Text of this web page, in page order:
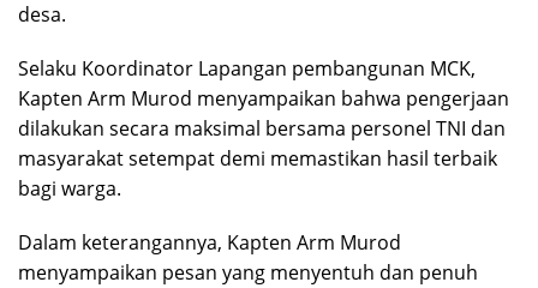
desa.
Selaku Koordinator Lapangan pembangunan MCK,
Kapten Arm Murod menyampaikan bahwa pengerjaan
dilakukan secara maksimal bersama personel TNI dan
masyarakat setempat demi memastikan hasil terbaik
bagi warga.
Dalam keterangannya, Kapten Arm Murod
menyampaikan pesan yang menyentuh dan penuh